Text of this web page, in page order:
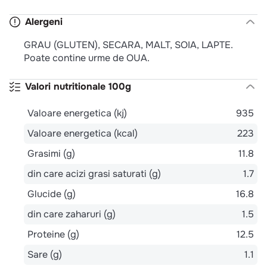
Alergeni
GRAU (GLUTEN), SECARA, MALT, SOIA, LAPTE.
Poate contine urme de OUA.
Valori nutritionale 100g
Valoare energetica (kj)
935
Valoare energetica (kcal)
223
Grasimi (g)
11.8
din care acizi grasi saturati (g)
1.7
Glucide (g)
16.8
din care zaharuri (g)
1.5
Proteine (g)
12.5
Sare (g)
1.1